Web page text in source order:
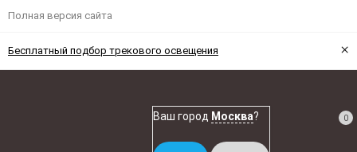
Полная версия сайта
Бесплатный подбор трекового освещения ×
Ваш город Москва? 0